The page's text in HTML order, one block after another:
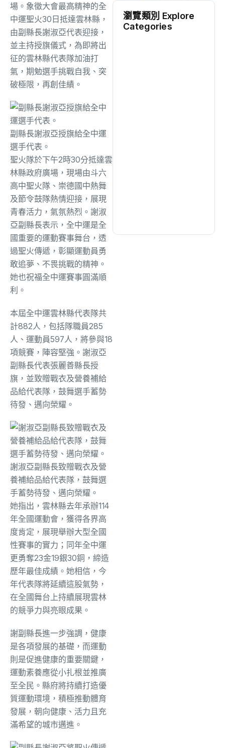
場。象徵大會最高精神的全
中運聖火30日抵達雲林縣，
由副縣長謝淑亞代表迎接，
並主持授旗儀式，為即將出
征的雲林縣代表隊加油打
氣，期勉選手挑戰自我、突
破極限，再創佳績。
副縣長謝淑亞授旗給全中運
選手代表。
聖火隊於下午2時30分抵達雲
林縣政府廣場，現場由斗六
高中聖火隊、崇德國中熱舞
及節令鼓隊熱情迎接，展現
青春活力，氣氛熱烈。謝淑
亞副縣長表示，全中運是全
國重要的運動賽事舞台，透
過聖火傳遞，彰顯運動員勇
敢追夢、不畏挑戰的精神。
她也祝福全中運賽事圓滿順
利。
本屆全中運雲林縣代表隊共
計882人，包括隊職員285
人、運動員597人，將參與18
項競賽，陣容堅強。謝淑亞
副縣長代表張麗善縣長授
旗，並致贈戰衣及營養補給
品給代表隊，鼓舞選手蓄勢
待發、邁向榮耀。
謝淑亞副縣長致贈戰衣及營
養補給品給代表隊，鼓舞選
手蓄勢待發、邁向榮耀。
她指出，雲林縣去年承辦114
年全國運動會，獲得各界高
度肯定，展現舉辦大型全國
性賽事的實力；同年全中運
更勇奪23金19銀30銅，締造
歷年最佳成績。她相信，今
年代表隊將延續這股氣勢，
在全國舞台上持續展現雲林
的競爭力與亮眼成果。
謝副縣長進一步強調，健康
是各項發展的基礎，而運動
則是促進健康的重要關鍵，
運動素養應從小扎根並推廣
至全民。縣府將持續打造優
質運動環境，積極推動體育
發展，朝向健康、活力且充
滿希望的城市邁進。
瀏覽類別 Explore
Categories